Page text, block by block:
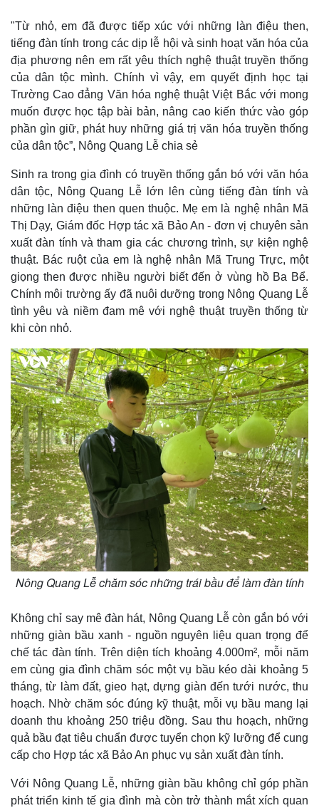
Thế giới
Quan sát
Cuộc sống đó đây
Hồ sơ
Multimedia
Video
Ảnh
E-Magazine
Infographic
"Từ nhỏ, em đã được tiếp xúc với những làn điệu then,
tiếng đàn tính trong các dịp lễ hội và sinh hoạt văn hóa của
địa phương nên em rất yêu thích nghệ thuật truyền thống
của dân tộc mình. Chính vì vậy, em quyết định học tại
Trường Cao đẳng Văn hóa nghệ thuật Việt Bắc với mong
muốn được học tập bài bản, nâng cao kiến thức vào góp
phần gìn giữ, phát huy những giá trị văn hóa truyền thống
của dân tộc”, Nông Quang Lễ chia sẻ
Sinh ra trong gia đình có truyền thống gắn bó với văn hóa
dân tộc, Nông Quang Lễ lớn lên cùng tiếng đàn tính và
những làn điệu then quen thuộc. Mẹ em là nghệ nhân Mã
Thị Dạy, Giám đốc Hợp tác xã Bảo An - đơn vị chuyên sản
xuất đàn tính và tham gia các chương trình, sự kiện nghệ
thuật. Bác ruột của em là nghệ nhân Mã Trung Trực, một
giọng then được nhiều người biết đến ở vùng hồ Ba Bể.
Chính môi trường ấy đã nuôi dưỡng trong Nông Quang Lễ
tình yêu và niềm đam mê với nghệ thuật truyền thống từ
khi còn nhỏ.
Nông Quang Lễ chăm sóc những trái bầu để làm đàn tính
Không chỉ say mê đàn hát, Nông Quang Lễ còn gắn bó với
những giàn bầu xanh - nguồn nguyên liệu quan trọng để
chế tác đàn tính. Trên diện tích khoảng 4.000m², mỗi năm
em cùng gia đình chăm sóc một vụ bầu kéo dài khoảng 5
tháng, từ làm đất, gieo hạt, dựng giàn đến tưới nước, thu
hoạch. Nhờ chăm sóc đúng kỹ thuật, mỗi vụ bầu mang lại
doanh thu khoảng 250 triệu đồng. Sau thu hoạch, những
quả bầu đạt tiêu chuẩn được tuyển chọn kỹ lưỡng để cung
cấp cho Hợp tác xã Bảo An phục vụ sản xuất đàn tính.
Với Nông Quang Lễ, những giàn bầu không chỉ góp phần
phát triển kinh tế gia đình mà còn trở thành mắt xích quan